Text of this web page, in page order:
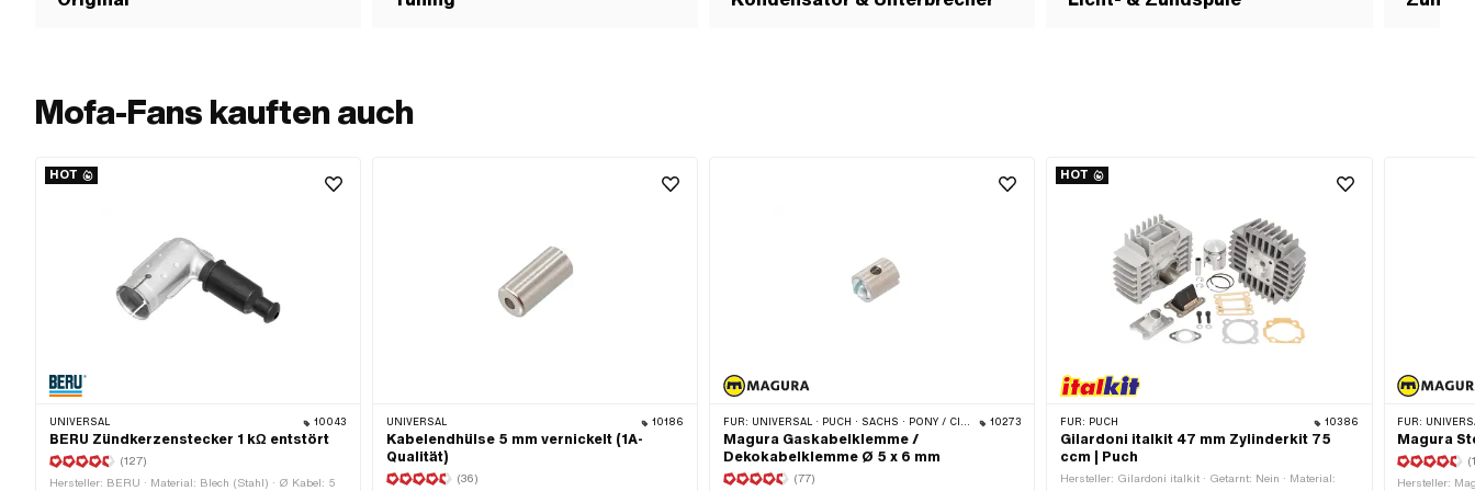
Mofa-Fans kauften auch
HOT
UNIVERSAL 10043
BERU Zündkerzenstecker 1 kΩ entstört
(127)
Hersteller: BERU · Material: Blech (Stahl) · Ø Kabel: 5
UNIVERSAL 10186
Kabelendhülse 5 mm vernickelt (1A-
Qualität)
(36)
FÜR: UNIVERSAL · PUCH · SACHS · PONY / CILO (BETA 521 & 512) · PIAGGIO · ZÜNDAPP BELMONDO · TOMOS 10273
Magura Gaskabelklemme /
Dekokabelklemme Ø 5 x 6 mm
(77)
HOT
FÜR: PUCH 10386
Gilardoni italkit 47 mm Zylinderkit 75
ccm | Puch
Hersteller: Gi­lar­do­ni italkit · Getarnt: Nein · Material:
FÜR: UNIVERSAL ·
Magura
Hersteller: